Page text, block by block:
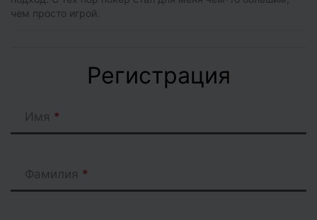
чем просто игрой.
Регистрация
Имя
Фамилия